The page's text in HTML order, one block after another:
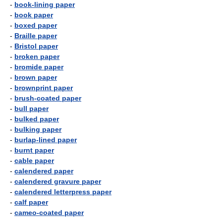
- book-lining paper
- book paper
- boxed paper
- Braille paper
- Bristol paper
- broken paper
- bromide paper
- brown paper
- brownprint paper
- brush-coated paper
- bull paper
- bulked paper
- bulking paper
- burlap-lined paper
- burnt paper
- cable paper
- calendered paper
- calendered gravure paper
- calendered letterpress paper
- calf paper
- cameo-coated paper